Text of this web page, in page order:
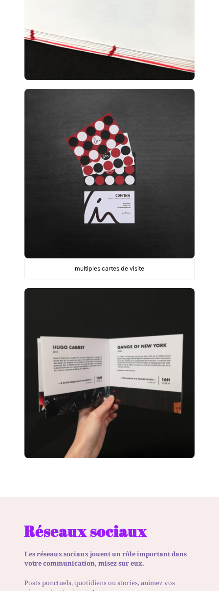
multiples cartes de visite
Réseaux sociaux
Les réseaux sociaux jouent un rôle important dans
votre communication, misez sur eux.
Posts ponctuels, quotidiens ou stories, animez vos